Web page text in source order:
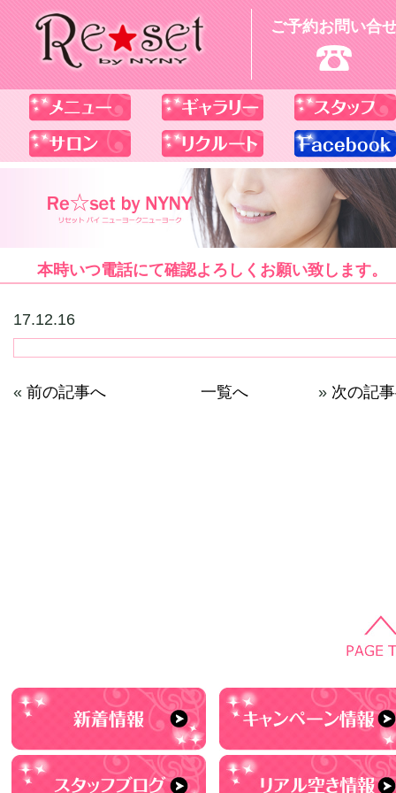
ご予約お問い合
本時いつ電話にて確認よろしくお願い致します。
17.12.16
« 前の記事へ 一覧へ » 次の記